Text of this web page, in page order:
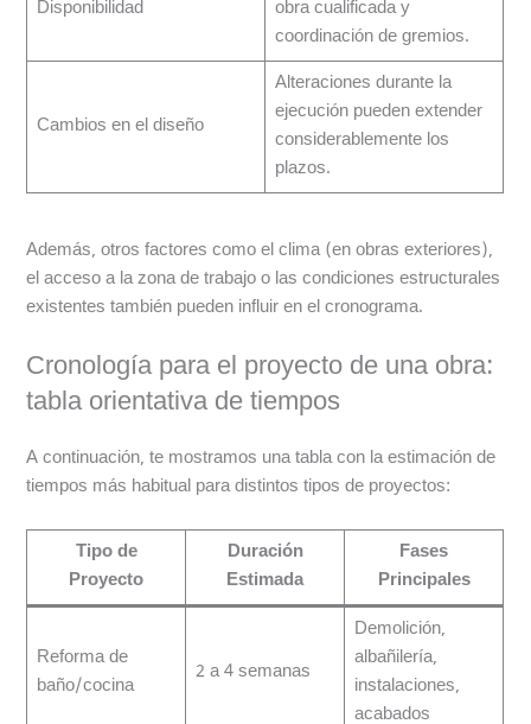
Disponibilidad
obra cualificada y
coordinación de gremios.
Cambios en el diseño
Alteraciones durante la
ejecución pueden extender
considerablemente los
plazos.
Además, otros factores como el clima (en obras exteriores),
el acceso a la zona de trabajo o las condiciones estructurales
existentes también pueden influir en el cronograma.
Cronología para el proyecto de una obra:
tabla orientativa de tiempos
A continuación, te mostramos una tabla con la estimación de
tiempos más habitual para distintos tipos de proyectos:
Tipo de
Proyecto
Duración
Estimada
Fases
Principales
Reforma de
baño/cocina
2 a 4 semanas
Demolición,
albañilería,
instalaciones,
acabados